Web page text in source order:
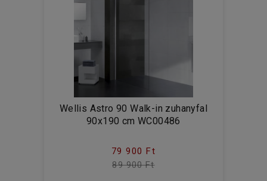
Wellis Astro 90 Walk-in zuhanyfal
90x190 cm WC00486
79 900 Ft
89 900 Ft